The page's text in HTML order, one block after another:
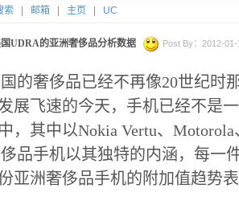
索 邮箱 主页 UC
UDRA的亚洲奢侈品分析数据 Post By：2012-
的奢侈品已经不再像20世纪时
展飞速的今天，手机已经不是
，其中以Nokia Vertu、Motorola
品手机以其独特的内涵，每一
亚洲奢侈品手机的附加值趋势